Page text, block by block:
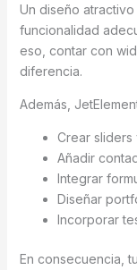
Un diseño
funcionalidad
eso, contar con
diferencia.
Además,
Crear sliders
Añadir
Integrar
Diseñar
Incorporar
En consecuencia,